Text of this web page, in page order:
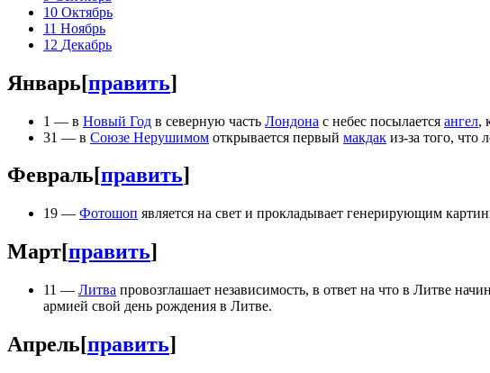
10 Октябрь
11 Ноябрь
12 Декабрь
Январь[править]
1 — в Новый Год в северную часть Лондона с небес посылается ангел,
31 — в Союзе Нерушимом открывается первый макдак из-за того, что
Февраль[править]
19 — Фотошоп является на свет и прокладывает генерирующим
Март[править]
11 — Литва провозглашает независимость, в ответ на что в Литве
армией свой день рождения в Литве.
Апрель[править]